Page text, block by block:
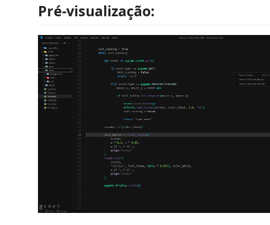
Pré-visualização: